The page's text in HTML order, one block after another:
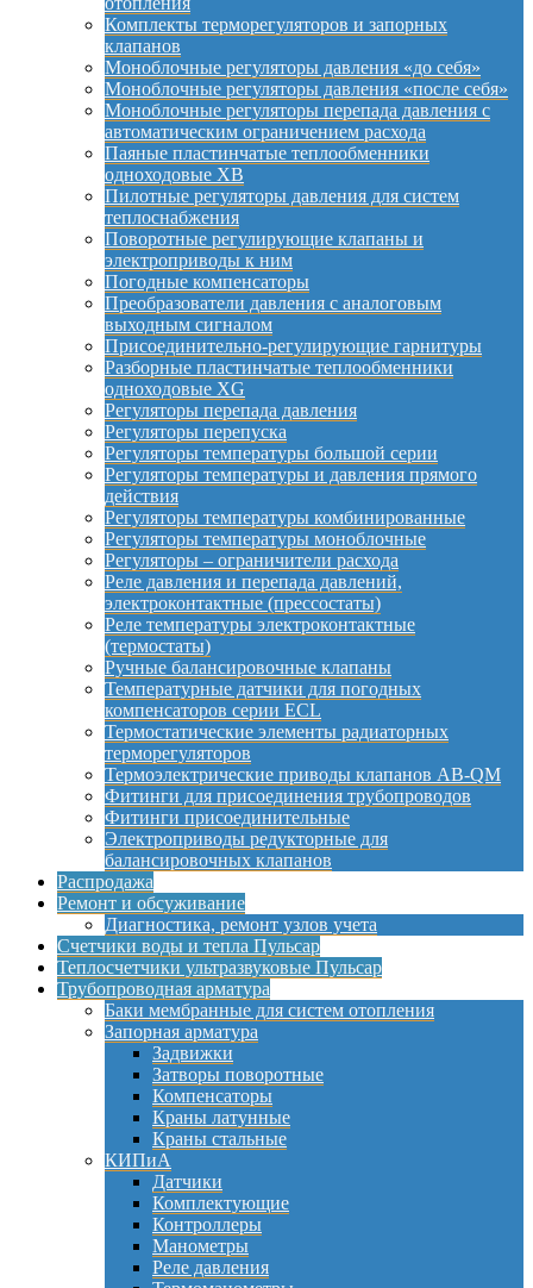
Комплекты терморегуляторов и запорных
клапанов
Моноблочные регуляторы давления «до себя»
Моноблочные регуляторы давления «после себя»
Моноблочные регуляторы перепада давления с
автоматическим ограничением расхода
Паяные пластинчатые теплообменники
одноходовые XB
Пилотные регуляторы давления для систем
теплоснабжения
Поворотные регулирующие клапаны и
электроприводы к ним
Погодные компенсаторы
Преобразователи давления с аналоговым
выходным сигналом
Присоединительно-регулирующие гарнитуры
Разборные пластинчатые теплообменники
одноходовые XG
Регуляторы перепада давления
Регуляторы перепуска
Регуляторы температуры большой серии
Регуляторы температуры и давления прямого
действия
Регуляторы температуры комбинированные
Регуляторы температуры моноблочные
Регуляторы – ограничители расхода
Реле давления и перепада давлений,
электроконтактные (прессостаты)
Реле температуры электроконтактные
(термостаты)
Ручные балансировочные клапаны
Температурные датчики для погодных
компенсаторов серии ECL
Термостатические элементы радиаторных
терморегуляторов
Термоэлектрические приводы клапанов AB-QM
Фитинги для присоединения трубопроводов
Фитинги присоединительные
Электроприводы редукторные для
балансировочных клапанов
Распродажа
Ремонт и обсуживание
Диагностика, ремонт узлов учета
Счетчики воды и тепла Пульсар
Теплосчетчики ультразвуковые Пульсар
Трубопроводная арматура
Баки мембранные для систем отопления
Запорная арматура
Задвижки
Затворы поворотные
Компенсаторы
Краны латунные
Краны стальные
КИПиА
Датчики
Комплектующие
Контроллеры
Манометры
Реле давления